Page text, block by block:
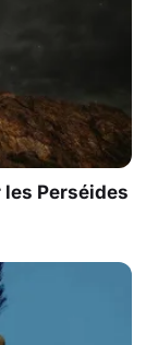
Perséides